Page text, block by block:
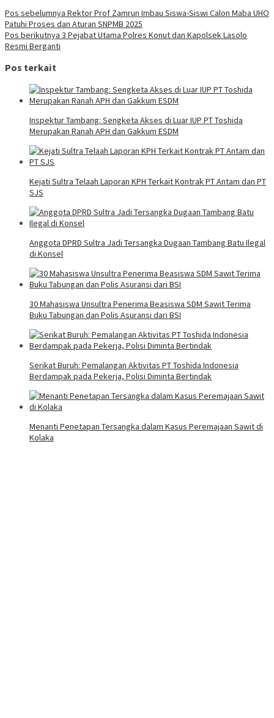
Navigasi
pos
Pos sebelumnya Rektor Prof Zamrun Imbau Siswa-Siswi Calon Maba UHO
Patuhi Proses dan Aturan SNPMB 2025
Pos berikutnya 3 Pejabat Utama Polres Konut dan Kapolsek Lasolo
Resmi Berganti
Pos terkait
Inspektur Tambang: Sengketa Akses di Luar IUP PT Toshida
Merupakan Ranah APH dan Gakkum ESDM
Kejati Sultra Telaah Laporan KPH Terkait Kontrak PT Antam dan PT
SJS
Anggota DPRD Sultra Jadi Tersangka Dugaan Tambang Batu Ilegal
di Konsel
30 Mahasiswa Unsultra Penerima Beasiswa SDM Sawit Terima
Buku Tabungan dan Polis Asuransi dari BSI
Serikat Buruh: Pemalangan Aktivitas PT Toshida Indonesia
Berdampak pada Pekerja, Polisi Diminta Bertindak
Menanti Penetapan Tersangka dalam Kasus Peremajaan Sawit di
Kolaka